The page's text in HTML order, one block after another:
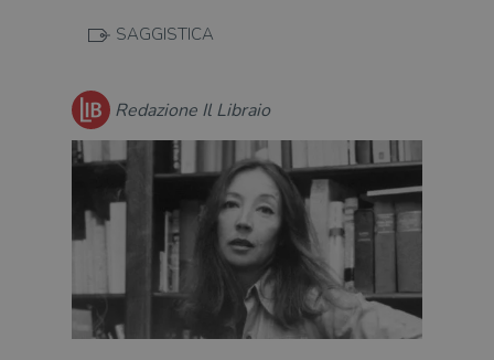
SAGGISTICA
Redazione Il Libraio